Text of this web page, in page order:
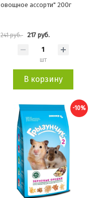
овощное ассорти" 200г
241 руб. 217 руб.
шт
В корзину
-10%